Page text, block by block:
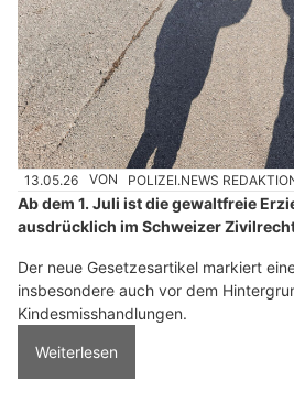
13.05.26 VON POLIZEI.NEWS
Ab dem 1. Juli ist die gewaltfreie
ausdrücklich im Schweizer
Der neue Gesetzesartikel markiert
insbesondere auch vor dem
Kindesmisshandlungen.
Weiterlesen